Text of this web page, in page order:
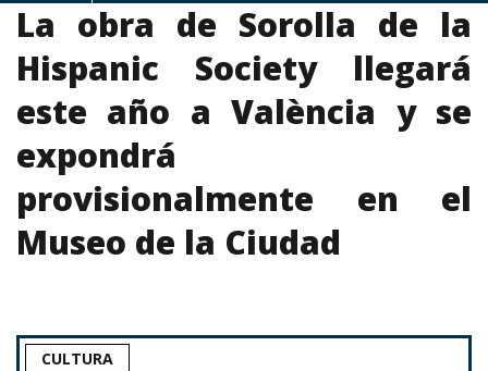
La obra de Sorolla de la
Hispanic Society llegará
este año a València y se
expondrá
provisionalmente en el
Museo de la Ciudad
CULTURA